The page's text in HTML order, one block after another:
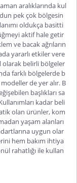
aralıklarında kul
pek çok bölgesin
oldukça basitti
aktif hale getir
ve bacak ağrıların
yararlı etkiler vere
olarak belirli bölgeler
farklı bölgelerde b
de yer alır. B
başlıkları sa
kadar beli
olan ürünler, kom
yaşam alanları
uygun olar
hem bakım ihtiya
rahatlığı ile kullan